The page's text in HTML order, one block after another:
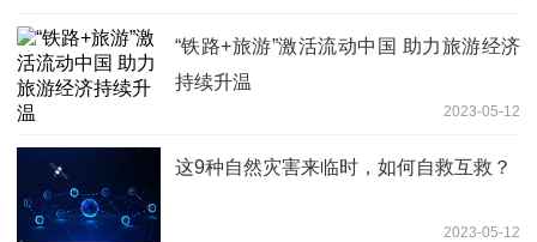
“铁路+旅游”激活流动中国 助力旅游经济
持续升温
2023-05-12
这9种自然灾害来临时，如何自救互救？
2023-05-12